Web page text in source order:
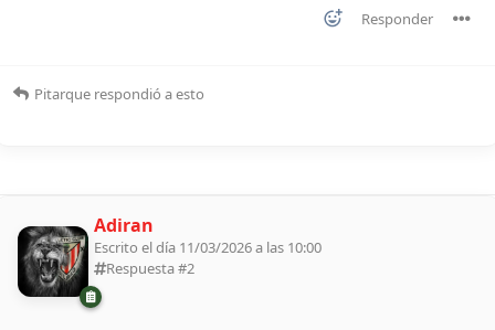
Responder
Pitarque respondió a esto
Adiran
Escrito el día 11/03/2026 a las 10:00
Respuesta #2